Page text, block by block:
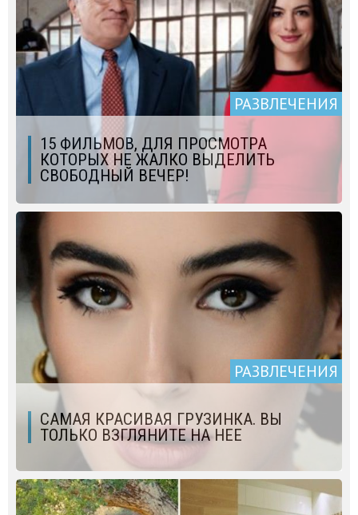
РАЗВЛЕЧЕНИЯ
15 ФИЛЬМОВ, ДЛЯ ПРОСМОТРА
КОТОРЫХ НЕ ЖАЛКО ВЫДЕЛИТЬ
СВОБОДНЫЙ ВЕЧЕР!
РАЗВЛЕЧЕНИЯ
САМАЯ КРАСИВАЯ ГРУЗИНКА. ВЫ
ТОЛЬКО ВЗГЛЯНИТЕ НА НЕЕ